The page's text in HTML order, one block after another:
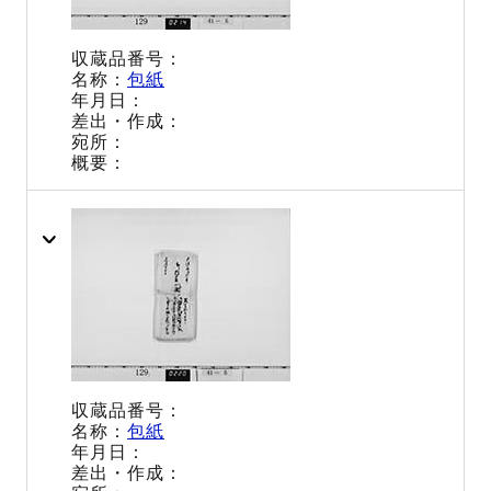
包紙
包紙